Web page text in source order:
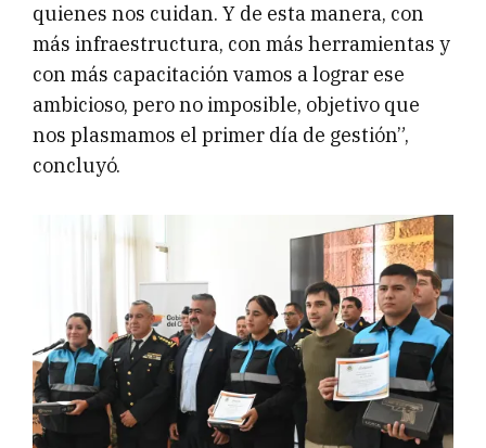
quienes nos cuidan. Y de esta manera, con
más infraestructura, con más herramientas y
con más capacitación vamos a lograr ese
ambicioso, pero no imposible, objetivo que
nos plasmamos el primer día de gestión”,
concluyó.